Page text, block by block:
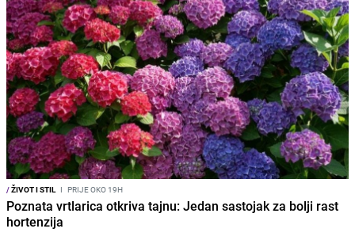
/ŽIVOT I STIL I PRIJE OKO 19H
Poznata vrtlarica otkriva tajnu: Jedan sastojak za bolji rast
hortenzija